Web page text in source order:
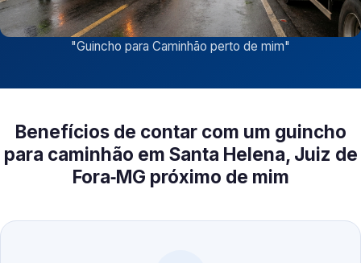
"Guincho para Caminhão perto de mim"
Benefícios de contar com um guincho
para caminhão em Santa Helena, Juiz de
Fora‑MG próximo de mim